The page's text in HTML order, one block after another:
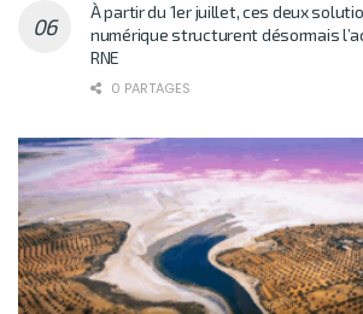
À partir du 1er juillet, ces deux
numérique structurent désormais
RNE
0 PARTAGES